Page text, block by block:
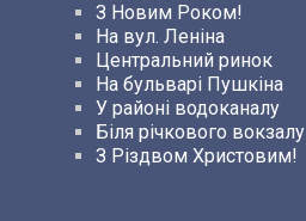
З Новим Роком!
На вул. Леніна
Центральний ринок
На бульварі Пушкіна
У районі водоканалу
Біля річкового вокзалу
З Різдвом Христовим!